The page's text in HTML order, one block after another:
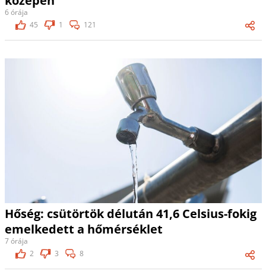
6 órája
45
1 121
Hőség: csütörtök délután 41,6 Celsius-fokig
emelkedett a hőmérséklet
7 órája
2
3 8